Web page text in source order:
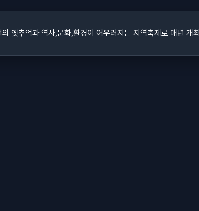
옛추억과 역사,문화,환경이 어우러지는 지역축제로 매년 개최